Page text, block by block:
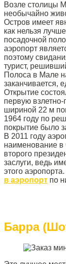
Возле столицы
необычайно
Остров имеет
как нельзя
посадочной
аэропорт
поэтому
турист,
Полоса в Мале
заканчивается,
Открытие
первую
шириной 22 м
1964 году по
покрытие было
В 2011 году
наименование в
второго
заслуги, ведь
этого
в аэропорт по
Барра